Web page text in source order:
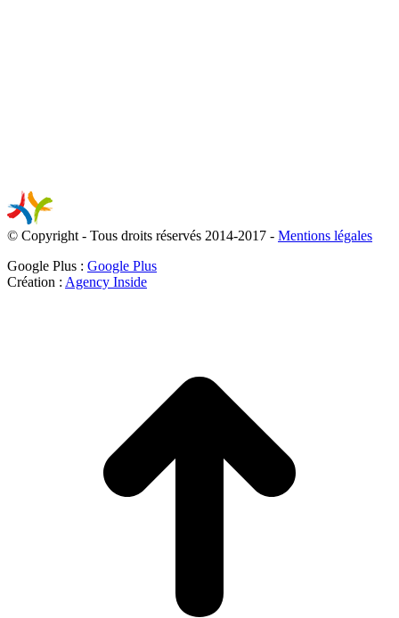
© Copyright - Tous droits réservés 2014-2017 - Mentions légales
Google Plus : Google Plus
Création : Agency Inside